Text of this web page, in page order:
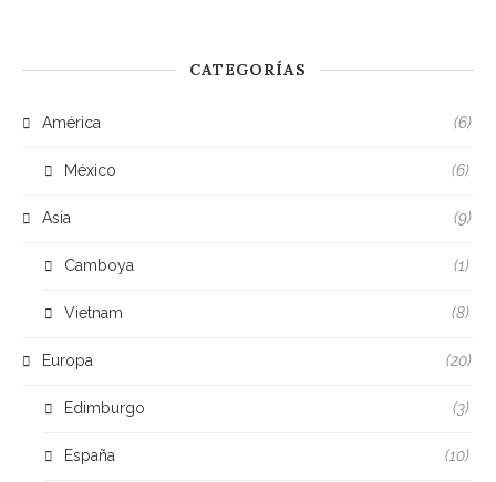
CATEGORÍAS
América (6)
México (6)
Asia (9)
Camboya (1)
Vietnam (8)
Europa (20)
Edimburgo (3)
España (10)